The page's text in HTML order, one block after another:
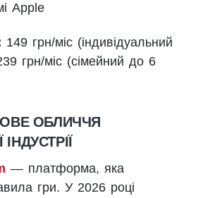
Apple
149 грн/міс (індивідуальний
грн/міс (сімейний до 6
ОБЛИЧЧЯ
— платформа, яка
гри. У 2026 році